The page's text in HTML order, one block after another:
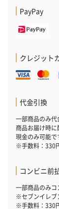
PayPay
クレジット
代金引換
一部商品のみ代
商品お届け時
現金のみ可能で
※手数料：330
コンビニ前
一部商品のみコ
※セブンイレブ
※手数料：330